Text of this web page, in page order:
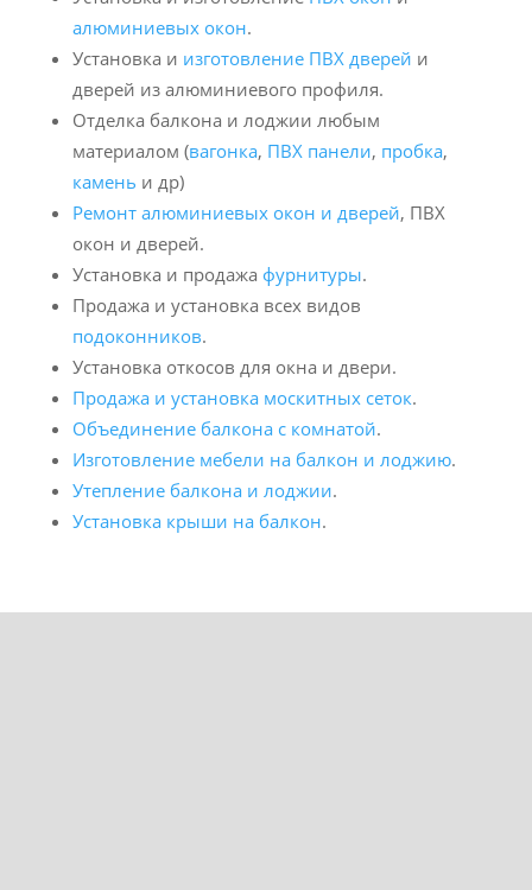
алюминиевых окон.
Установка и изготовление ПВХ дверей и
дверей из алюминиевого профиля.
Отделка балкона и лоджии любым
материалом (вагонка, ПВХ панели, пробка,
камень и др)
Ремонт алюминиевых окон и дверей, ПВХ
окон и дверей.
Установка и продажа фурнитуры.
Продажа и установка всех видов
подоконников.
Установка откосов для окна и двери.
Продажа и установка москитных сеток.
Объединение балкона с комнатой.
Изготовление мебели на балкон и лоджию.
Утепление балкона и лоджии.
Установка крыши на балкон.